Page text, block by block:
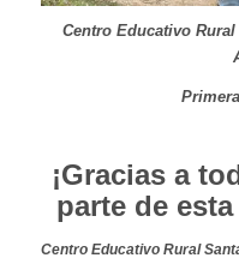
Centro Educativo
¡Gracias a
parte de
Centro Educativo Rural